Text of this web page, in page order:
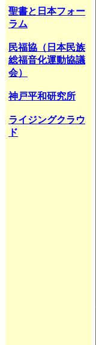
聖書と日本フォー
ラム
民福協（日本民族
総福音化運動協議
会）
神戸平和研究所
ライジングクラウ
ド